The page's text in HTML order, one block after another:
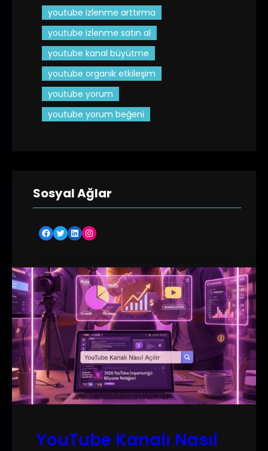
youtube izlenme arttırma
youtube izlenme satın al
youtube kanal büyütme
youtube organik etkileşim
youtube yorum
youtube yorum beğeni
Sosyal Ağlar
Facebook Twitter LinkedIn Instagram
YouTube Kanalı Nasıl